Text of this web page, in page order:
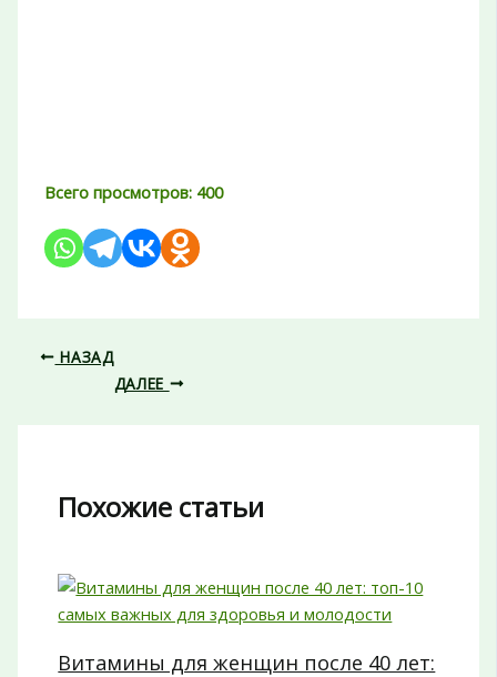
Всего просмотров: 400
НАЗАД
ДАЛЕЕ
Похожие статьи
Витамины для женщин после 40 лет: